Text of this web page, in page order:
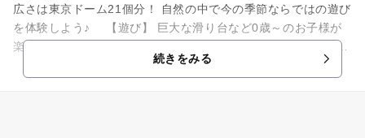
広さは東京ドーム21個分！ 自然の中で今の季節ならではの遊び
を体験しよう♪ 【遊び】 巨大な滑り台など0歳～のお子様が
楽しめる「なかよし広場」に「立体迷路」、「ミニSL」など、
続きをみる